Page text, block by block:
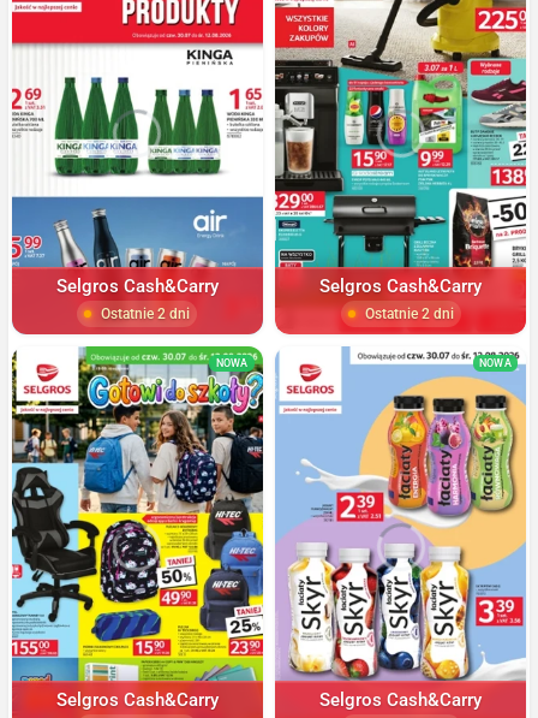
Selgros Cash&Carry
Ostatnie 2 dni
Selgros Cash&Carry
Ostatnie 2 dni
NOWA
Selgros Cash&Carry
NOWA
Selgros Cash&Carry